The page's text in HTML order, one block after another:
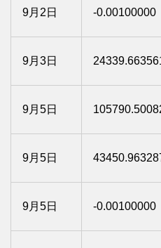
9月2日 -0.00100000
9月3日
9月5日
9月5日
9月5日 -0.00100000